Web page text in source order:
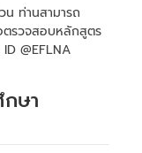
ท่านสามารถ
รวจสอบหลักสูตร
@EFLNA
ษา